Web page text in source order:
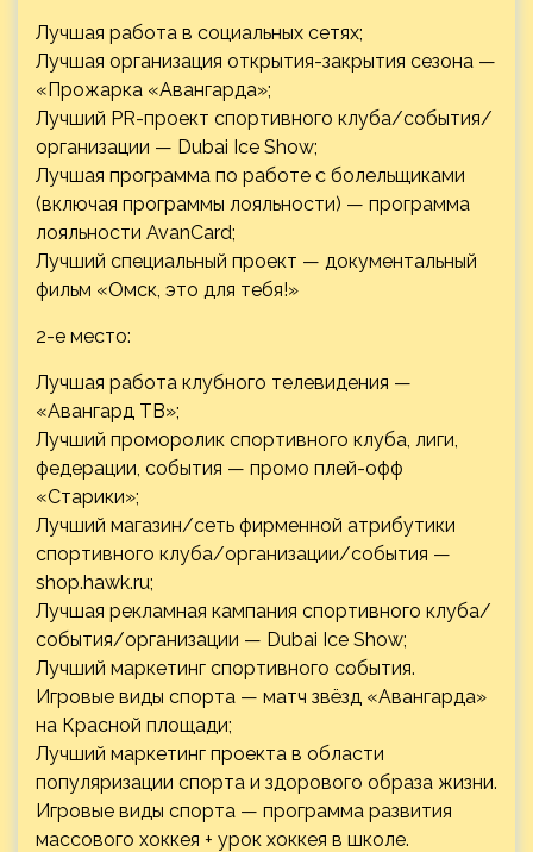
Лучшая работа в социальных сетях;
Лучшая организация открытия-закрытия сезона —
«Прожарка «Авангарда»;
Лучший PR-проект спортивного клуба/события/
организации — Dubai Ice Show;
Лучшая программа по работе с болельщиками
(включая программы лояльности) — программа
лояльности AvanCard;
Лучший специальный проект — документальный
фильм «Омск, это для тебя!»
2-е место:
Лучшая работа клубного телевидения —
«Авангард ТВ»;
Лучший проморолик спортивного клуба, лиги,
федерации, события — промо плей-офф
«Старики»;
Лучший магазин/сеть фирменной атрибутики
спортивного клуба/организации/события —
shop.hawk.ru;
Лучшая рекламная кампания спортивного клуба/
события/организации — Dubai Ice Show;
Лучший маркетинг спортивного события.
Игровые виды спорта — матч звёзд «Авангарда»
на Красной площади;
Лучший маркетинг проекта в области
популяризации спорта и здорового образа жизни.
Игровые виды спорта — программа развития
массового хоккея + урок хоккея в школе.